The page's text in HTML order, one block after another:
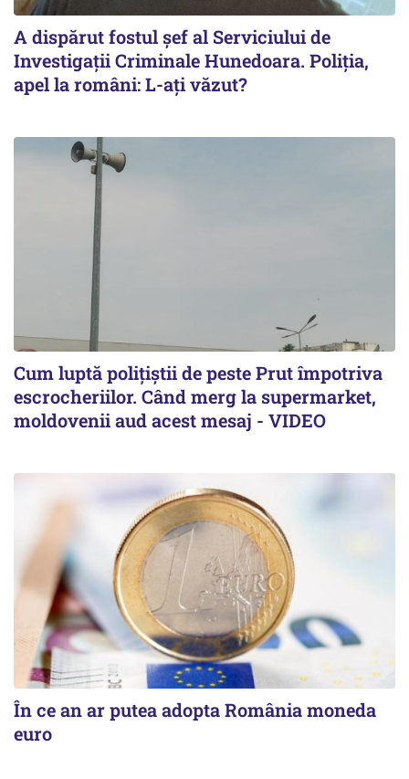
A dispărut fostul șef al Serviciului de
Investigații Criminale Hunedoara. Poliția,
apel la români: L-ați văzut?
Cum luptă polițiștii de peste Prut împotriva
escrocheriilor. Când merg la supermarket,
moldovenii aud acest mesaj - VIDEO
În ce an ar putea adopta România moneda
euro